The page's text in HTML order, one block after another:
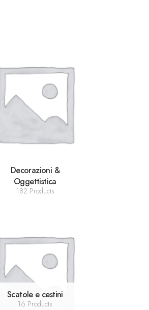
Decorazioni &
Oggettistica
182 Products
Scatole e cestini
16 Products